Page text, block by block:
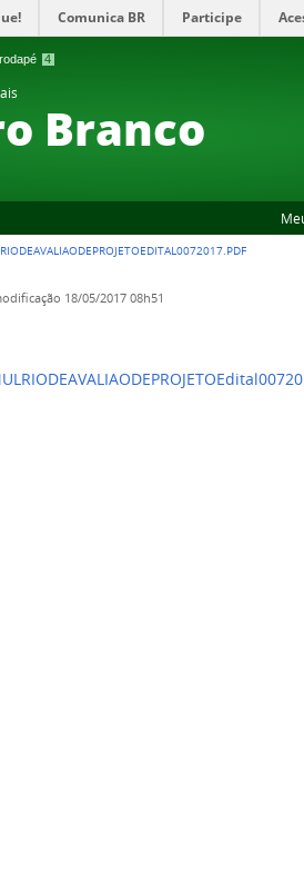
4
Comunica BR Participe
Branco
18/05/2017 08h51